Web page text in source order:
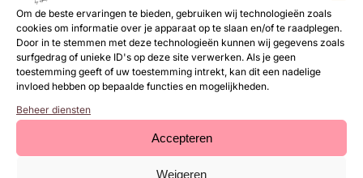
Om de beste ervaringen te bieden, gebruiken wij technologieën zoals
cookies om informatie over je apparaat op te slaan en/of te raadplegen.
Door in te stemmen met deze technologieën kunnen wij gegevens zoals
surfgedrag of unieke ID's op deze site verwerken. Als je geen
toestemming geeft of uw toestemming intrekt, kan dit een nadelige
invloed hebben op bepaalde functies en mogelijkheden.
Beheer diensten
Accepteren
Weigeren
Breng deUltrabond(primer) aan.
Breng een dunne laag base coat aan en hard deze uit (30
sec UV/LED lamp) bijvoorbeeld Rubber Base, Structure Gel,
Superbond Base of de Base & Top.
Optioneel kun je een kleine bolling bouwen met Rubber Base
Breng een dunne laag Gel Polish aan en hard deze uit (1
uit (1 minuut UV/LED lamp).